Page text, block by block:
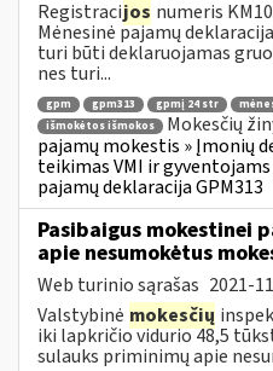
Registracijos numeris
Mėnesinė pajamų
turi būti deklaruojamas
nes turi...
gpm gpm313 gpmį 24 str
išmokėtos išmokos
Mokesčių
pajamų mokestis » Įmonių
teikimas VMI ir gyventojams
pajamų deklaracija GPM313
Pasibaigus mokestinei
apie nesumokėtus
Web turinio sąrašas 2021-
Valstybinė mokesčių
iki lapkričio vidurio 48,5
sulauks priminimų apie